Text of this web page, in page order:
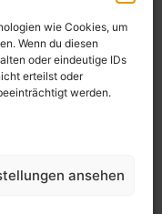
wie Cookies, um
Wenn du diesen
oder eindeutige IDs
erteilst oder
werden.
ansehen